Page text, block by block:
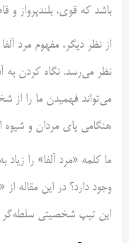
باشد که قوی، بلندپرواز و
از نظر دیگر، مفهوم مرد
نظر می‌رسد. نگاه کردن به
می‌تواند فهمیدن ما را
هنگامی پای مردان و شیوه
ما کلمه «مرد آلفا» را زیاد
وجود دارد؟ در این مقاله
این تیپ شخصیتی سلطه‌گر